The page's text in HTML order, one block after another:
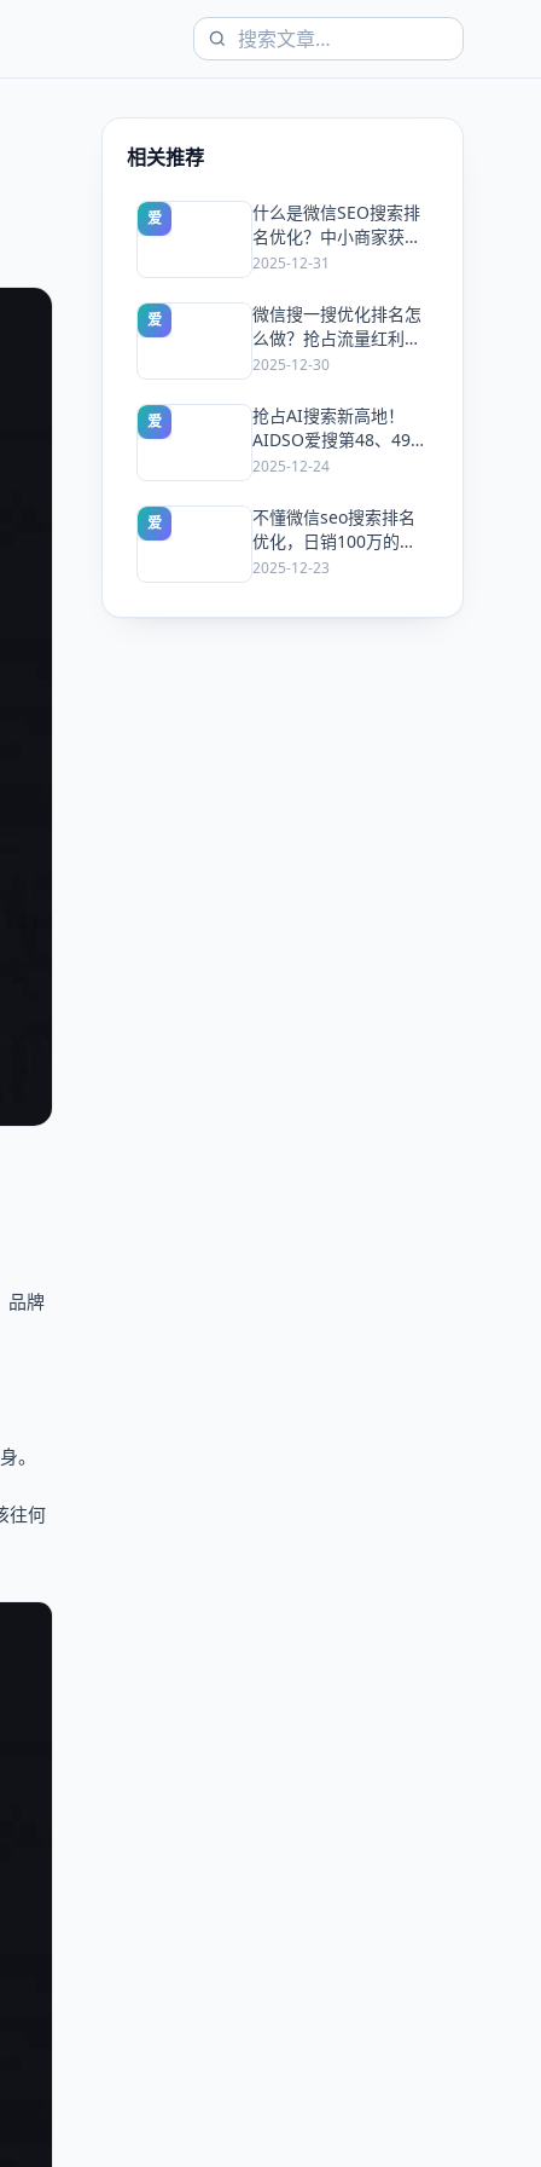
品牌
。
往何
相关推荐
爱
什么是微信SEO搜索排
名优化？中小商家获客
新捷径
2025-12-31
爱
微信搜一搜优化排名怎
么做？抢占流量红利：
AIDSO爱搜工具实战指
2025-12-30
爱
抢占AI搜索新高地！
AIDSO爱搜第48、49期
线下沙龙圆满落幕，开
2025-12-24
爱
不懂微信seo搜索排名
优化，日销100万的生
意也可能在搜一搜里“查
2025-12-23